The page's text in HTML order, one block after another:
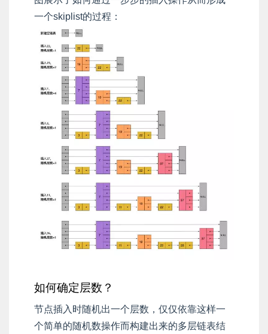
一个skiplist的过程：
如何确定层数？
节点插入时随机出一个层数，仅仅依靠这样一
个简单的随机数操作而构建出来的多层链表结